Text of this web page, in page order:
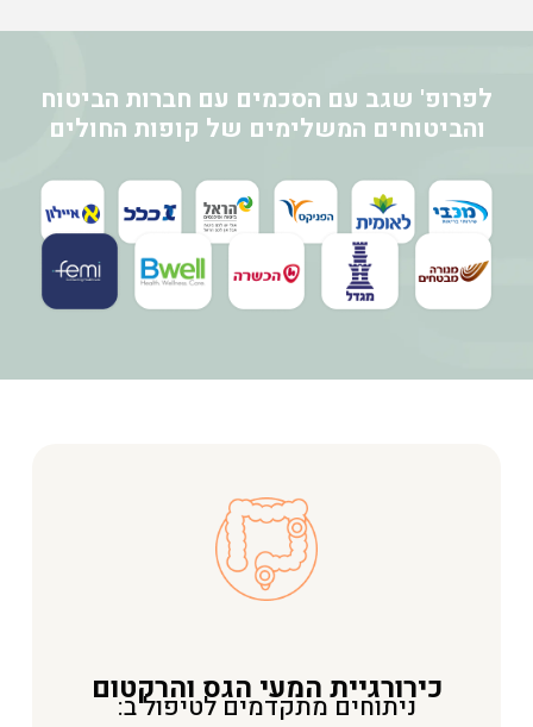
לפרופ' שגב עם הסכמים עם חברות הביטוח
והביטוחים המשלימים של קופות החולים
כירורגיית המעי הגס והרקטום
ניתוחים מתקדמים לטיפול ב: